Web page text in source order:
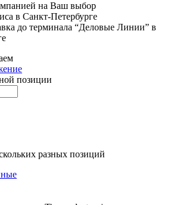
на Ваш выбор
в Санкт-Петербурге
до терминала “Деловые Линии” в
позиции
разных позиций